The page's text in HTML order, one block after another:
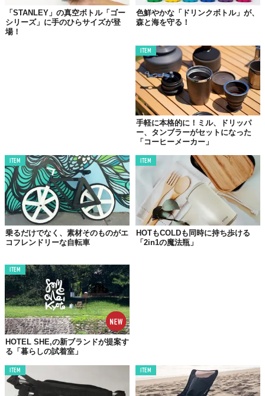
「STANLEY」の真空ボトル「ゴー
シリーズ」に手のひらサイズが登
場！
色鮮やかな「ドリンクボトル」が、
森と海を守る！
ITEM
手軽に本格的に！ミル、ドリッパ
ー、タンブラーがセットになった
「コーヒーメーカー」
ITEM
乗るだけでなく、素材そのものがエ
コフレンドリーな自転車
ITEM
HOTもCOLDも同時に持ち歩ける
「2in1の魔法瓶」
ITEM
HOTEL SHE,の新ブランドが提案す
る「暮らしの試着室」
ITEM ITEM